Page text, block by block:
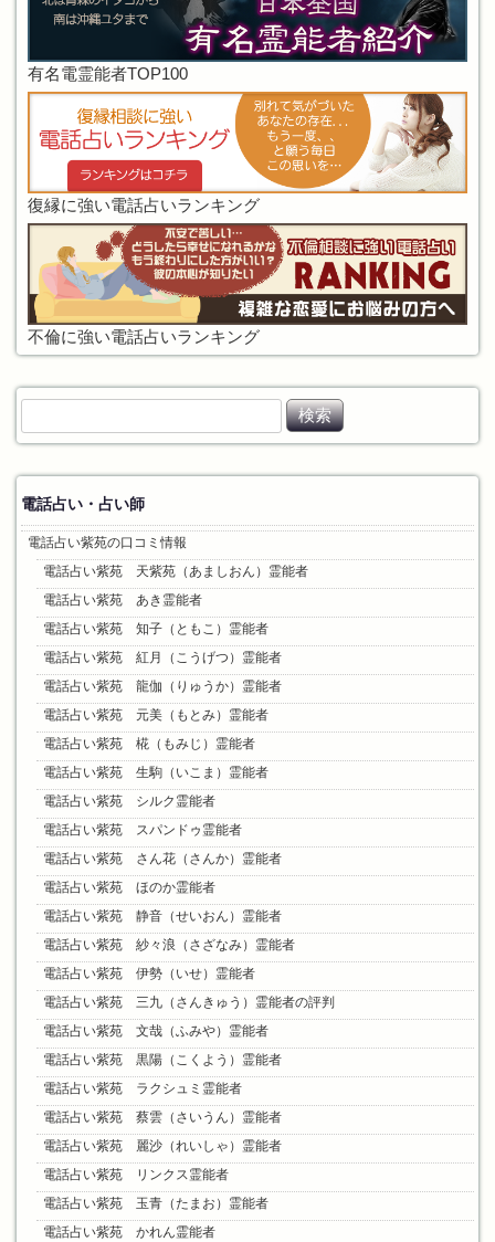
有名電霊能者TOP100
復縁に強い電話占いランキング
不倫に強い電話占いランキング
検
索
電話占い・占い師
電話占い紫苑の口コミ情報
電話占い紫苑 天紫苑（あましおん）霊能者
電話占い紫苑 あき霊能者
電話占い紫苑 知子（ともこ）霊能者
電話占い紫苑 紅月（こうげつ）霊能者
電話占い紫苑 龍伽（りゅうか）霊能者
電話占い紫苑 元美（もとみ）霊能者
電話占い紫苑 椛（もみじ）霊能者
電話占い紫苑 生駒（いこま）霊能者
電話占い紫苑 シルク霊能者
電話占い紫苑 スパンドゥ霊能者
電話占い紫苑 さん花（さんか）霊能者
電話占い紫苑 ほのか霊能者
電話占い紫苑 静音（せいおん）霊能者
電話占い紫苑 紗々浪（さざなみ）霊能者
電話占い紫苑 伊勢（いせ）霊能者
電話占い紫苑 三九（さんきゅう）霊能者の評判
電話占い紫苑 文哉（ふみや）霊能者
電話占い紫苑 黒陽（こくよう）霊能者
電話占い紫苑 ラクシュミ霊能者
電話占い紫苑 蔡雲（さいうん）霊能者
電話占い紫苑 麗沙（れいしゃ）霊能者
電話占い紫苑 リンクス霊能者
電話占い紫苑 玉青（たまお）霊能者
電話占い紫苑 かれん霊能者